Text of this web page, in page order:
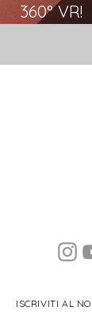
360° VR!
ISCRIVITI AL